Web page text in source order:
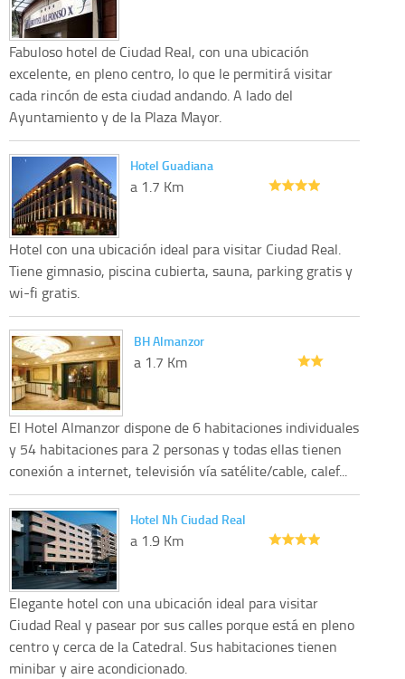
Fabuloso hotel de Ciudad Real, con una ubicación
excelente, en pleno centro, lo que le permitirá visitar
cada rincón de esta ciudad andando. A lado del
Ayuntamiento y de la Plaza Mayor.
Hotel Guadiana
a 1.7 Km
Hotel con una ubicación ideal para visitar Ciudad Real.
Tiene gimnasio, piscina cubierta, sauna, parking gratis y
wi-fi gratis.
BH Almanzor
a 1.7 Km
El Hotel Almanzor dispone de 6 habitaciones individuales
y 54 habitaciones para 2 personas y todas ellas tienen
conexión a internet, televisión vía satélite/cable, calef...
Hotel Nh Ciudad Real
a 1.9 Km
Elegante hotel con una ubicación ideal para visitar
Ciudad Real y pasear por sus calles porque está en pleno
centro y cerca de la Catedral. Sus habitaciones tienen
minibar y aire acondicionado.